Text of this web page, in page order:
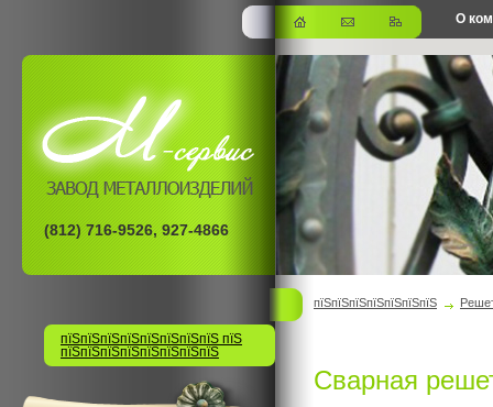
О
офис
(812) 716-9526, 927-4866
пїЅпїЅпїЅпїЅпїЅпїЅпїЅпїЅ пїЅ
пїЅпїЅпїЅпїЅпїЅпїЅпїЅпїЅ
пїЅпїЅпїЅпїЅпїЅпїЅпїЅ
Сварная